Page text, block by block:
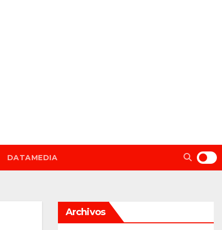
DATAMEDIA
Archivos